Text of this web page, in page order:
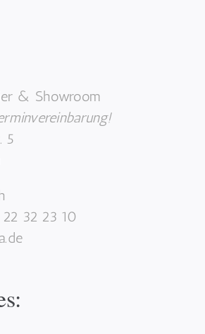
& Showroom
5
32 23 10